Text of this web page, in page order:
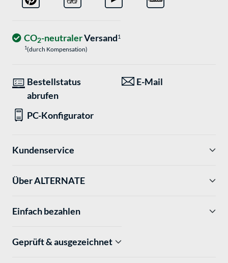
CO2-neutralerVersand1
1(durch Kompensation)
Bestellstatus
abrufen
E-Mail
PC-Konfigurator
Kundenservice
Über ALTERNATE
Einfach bezahlen
Geprüft & ausgezeichnet